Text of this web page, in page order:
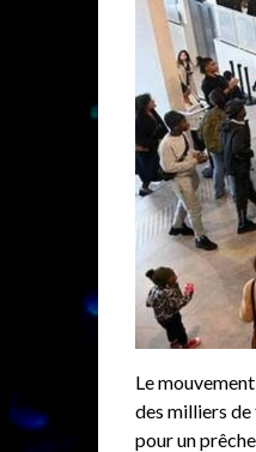
Le
des milliers
pour un